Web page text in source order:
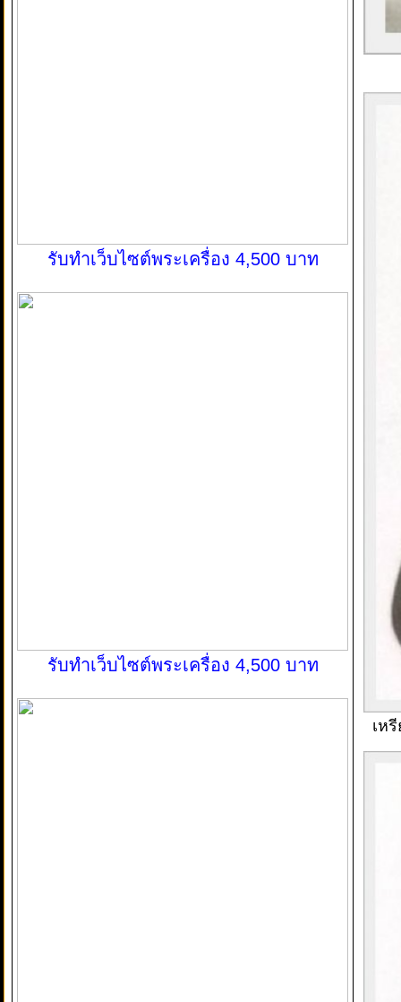
รับทำเว็บไซต์พระเครื่อง 4,500 บาท
รับทำเว็บไซต์พระเครื่อง 4,500 บาท
เห